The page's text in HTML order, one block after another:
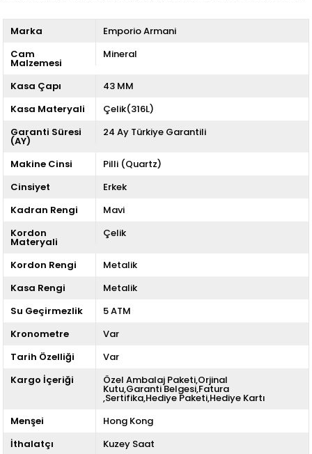
Marka
Emporio Armani
Cam
Malzemesi
Mineral
Kasa Çapı
43 MM
Kasa Materyali
Çelik(316L)
Garanti Süresi
(AY)
24 Ay Türkiye Garantili
Makine Cinsi
Pilli (Quartz)
Cinsiyet
Erkek
Kadran Rengi
Mavi
Kordon
Materyali
Çelik
Kordon Rengi
Metalik
Kasa Rengi
Metalik
Su Geçirmezlik
5 ATM
Kronometre
Var
Tarih Özelliği
Var
Kargo İçeriği
Özel Ambalaj Paketi,Orjinal
Kutu,Garanti Belgesi,Fatura
,Sertifika,Hediye Paketi,Hediye Kartı
Menşei
Hong Kong
İthalatçı
Kuzey Saat